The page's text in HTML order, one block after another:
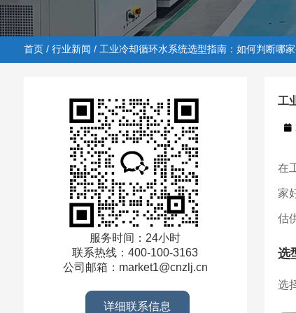
行业新闻/ 工业冷却循环水系统选型指南：如
首页/ 行业新闻 / 工业冷却循环水系统选型指南：如何判断哪
工
在
家
估
选
选
服务时间：24小时
联系热线：400-100-3163
公司邮箱：market1@cnzlj.cn
详细联系信息